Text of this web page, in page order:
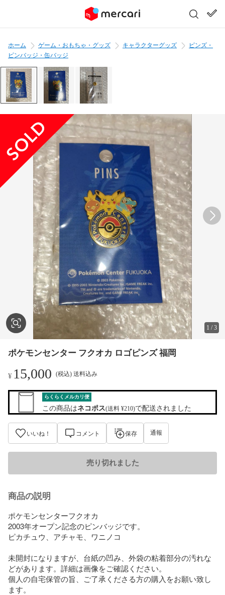
ホーム ゲーム・おもちゃ・グッズ キャラクターグッズ
ピンズ・
ピンバッジ・缶バッジ
1 /3
ポケモンセンター フクオカ ロゴピンズ 福岡
¥ 15,000 (税込) 送料込み
らくらくメルカリ便
この商品はネコポス(送料 ¥210)で配送されました
いいね！ コメント 保存 通報
売り切れました
商品の説明
ポケモンセンターフクオカ
2003年オープン記念のピンバッジです。
ピカチュウ、アチャモ、ワニノコ
未開封になりますが、台紙の凹み、外袋の粘着部分の汚れな
どがあります。詳細は画像をご確認ください。
個人の自宅保管の旨、ご了承くださる方の購入をお願い致し
ます。